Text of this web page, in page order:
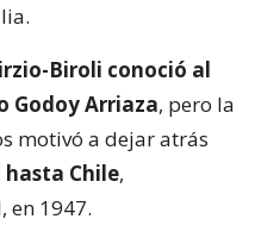
Biroli conoció al
Godoy Arriaza, pero la
motivó a dejar atrás
Chile,
en 1947.